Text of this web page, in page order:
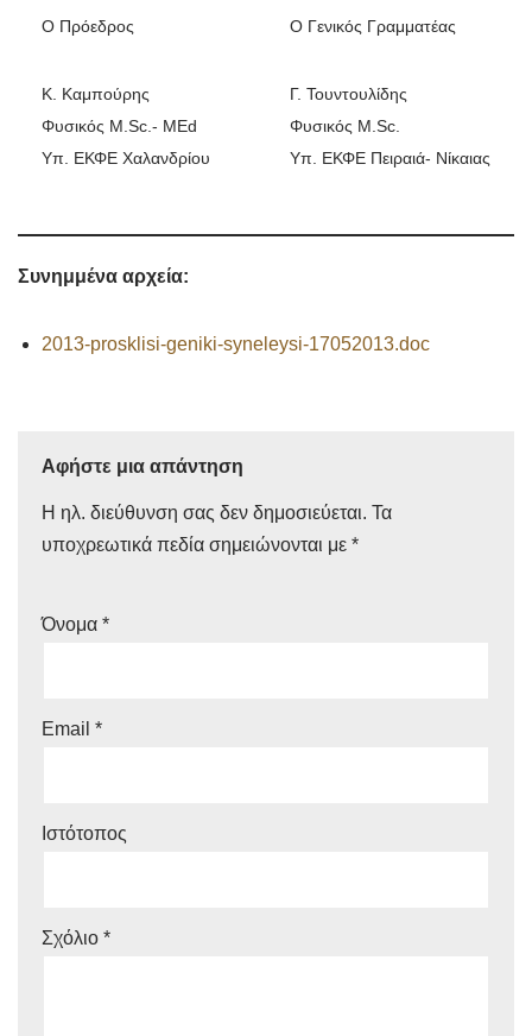
Ο Πρόεδρος
Κ. Καμπούρης
Φυσικός M.Sc.- MEd
Υπ. ΕΚΦΕ Χαλανδρίου
Ο Γενικός Γραμματέας
Γ. Τουντουλίδης
Φυσικός M.Sc.
Υπ. ΕΚΦΕ Πειραιά- Νίκαιας
Συνημμένα αρχεία:
2013-prosklisi-geniki-syneleysi-17052013.doc
Αφήστε μια απάντηση
Η ηλ. διεύθυνση σας δεν δημοσιεύεται. Τα
υποχρεωτικά πεδία σημειώνονται με *
Όνομα *
Email *
Ιστότοπος
Σχόλιο *